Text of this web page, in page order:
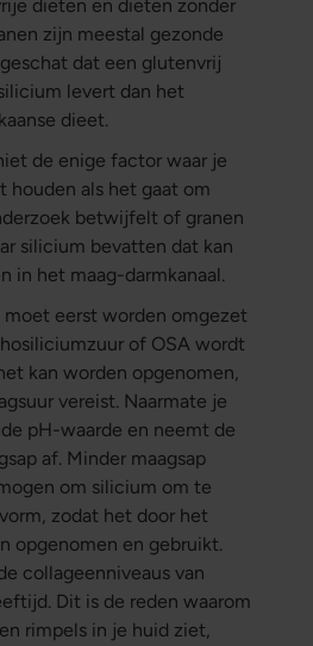
diëten en diëten zonder
zijn meestal gezonde
dat een glutenvrij
levert dan het
dieet.
de enige factor waar je
houden als het gaat om
betwijfelt of granen
silicium bevatten dat kan
in het maag-darmkanaal.
eerst worden omgezet
of OSA wordt
kan worden opgenomen,
vereist. Naarmate je
pH-waarde en neemt de
af. Minder maagsap
om silicium om te
zodat het door het
opgenomen en gebruikt.
collageenniveaus van
Dit is de reden waarom
rimpels in je huid ziet,